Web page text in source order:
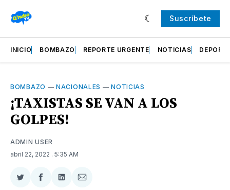
Suscríbete
INICIO BOMBAZO REPORTE URGENTE NOTICIAS
BOMBAZO —NACIONALES —NOTICIAS
¡TAXISTAS SE VAN A LOS
GOLPES!
ADMIN USER
abril 22, 2022 . 5:35 AM
CompartirCompartir
CompartirCompartir